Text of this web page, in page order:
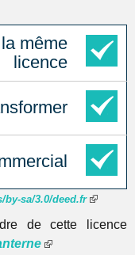
même
licence
by-sa/3.0/deed.fr
de cette licence